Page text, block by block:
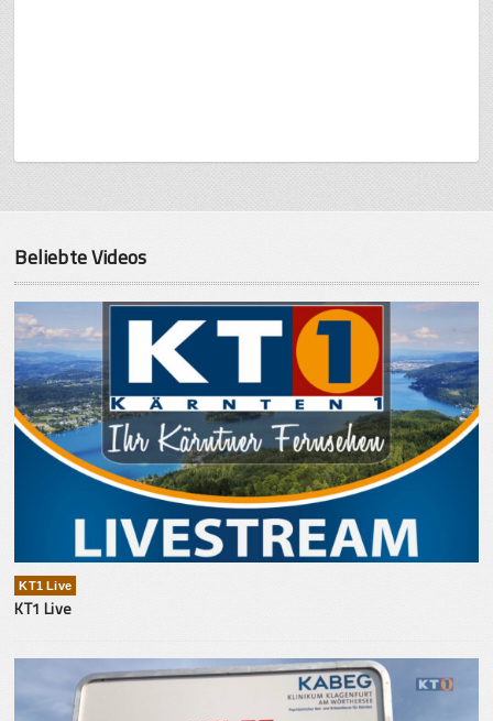
Beliebte Videos
KT1 Live
KT1 Live